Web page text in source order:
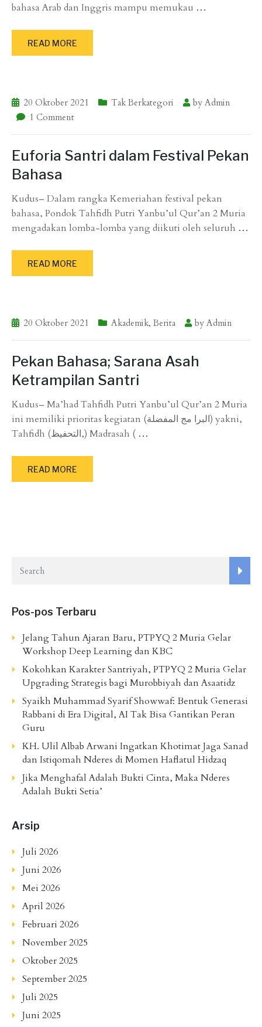
bahasa Arab dan Inggris mampu memukau …
READ MORE
20 Oktober 2021 Tak Berkategori by Admin
1 Comment
Euforia Santri dalam Festival Pekan
Bahasa
Kudus– Dalam rangka Kemeriahan festival pekan
bahasa, Pondok Tahfidh Putri Yanbu’ul Qur’an 2 Muria
mengadakan lomba-lomba yang diikuti oleh seluruh …
READ MORE
20 Oktober 2021 Akademik, Berita by Admin
Pekan Bahasa; Sarana Asah
Ketrampilan Santri
Kudus– Ma’had Tahfidh Putri Yanbu’ul Qur’an 2 Muria
ini memiliki prioritas kegiatan (البرا مج المفضلة) yakni,
Tahfidh (التحفيظ,) Madrasah ( …
READ MORE
Pos-pos Terbaru
Jelang Tahun Ajaran Baru, PTPYQ 2 Muria Gelar
Workshop Deep Learning dan KBC
Kokohkan Karakter Santriyah, PTPYQ 2 Muria Gelar
Upgrading Strategis bagi Murobbiyah dan Asaatidz
Syaikh Muhammad Syarif Showwaf: Bentuk Generasi
Rabbani di Era Digital, AI Tak Bisa Gantikan Peran
Guru
KH. Ulil Albab Arwani Ingatkan Khotimat Jaga Sanad
dan Istiqomah Nderes di Momen Haflatul Hidzaq
Jika Menghafal Adalah Bukti Cinta, Maka Nderes
Adalah Bukti Setia’
Arsip
Juli 2026
Juni 2026
Mei 2026
April 2026
Februari 2026
November 2025
Oktober 2025
September 2025
Juli 2025
Juni 2025